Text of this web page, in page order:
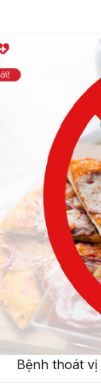
Bệnh thoát